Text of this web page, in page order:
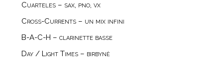
Day / Light Times – birbynė
B-A-C-H – clarinette basse
Cross-Currents – un mix infini
Cuarteles – sax, pno, vx